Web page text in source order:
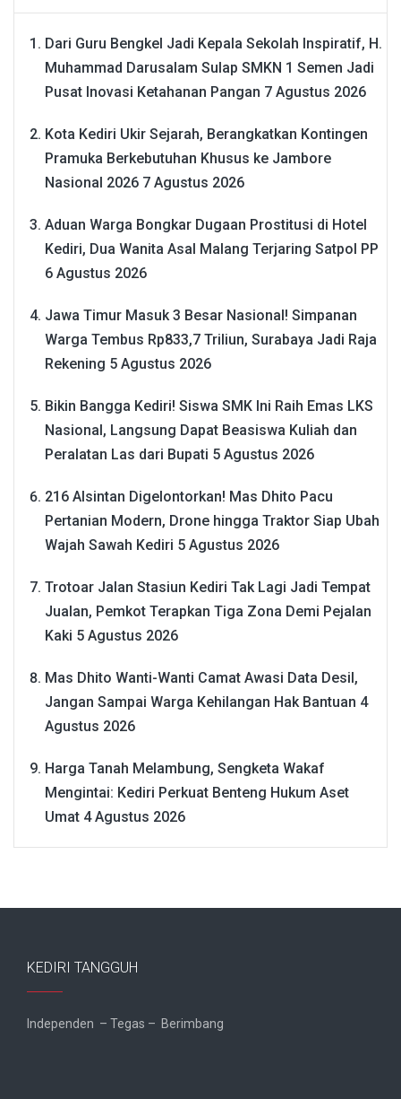
Dari Guru Bengkel Jadi Kepala Sekolah Inspiratif, H.
Muhammad Darusalam Sulap SMKN 1 Semen Jadi
Pusat Inovasi Ketahanan Pangan 7 Agustus 2026
Kota Kediri Ukir Sejarah, Berangkatkan Kontingen
Pramuka Berkebutuhan Khusus ke Jambore
Nasional 2026 7 Agustus 2026
Aduan Warga Bongkar Dugaan Prostitusi di Hotel
Kediri, Dua Wanita Asal Malang Terjaring Satpol PP
6 Agustus 2026
Jawa Timur Masuk 3 Besar Nasional! Simpanan
Warga Tembus Rp833,7 Triliun, Surabaya Jadi Raja
Rekening 5 Agustus 2026
Bikin Bangga Kediri! Siswa SMK Ini Raih Emas LKS
Nasional, Langsung Dapat Beasiswa Kuliah dan
Peralatan Las dari Bupati 5 Agustus 2026
216 Alsintan Digelontorkan! Mas Dhito Pacu
Pertanian Modern, Drone hingga Traktor Siap Ubah
Wajah Sawah Kediri 5 Agustus 2026
Trotoar Jalan Stasiun Kediri Tak Lagi Jadi Tempat
Jualan, Pemkot Terapkan Tiga Zona Demi Pejalan
Kaki 5 Agustus 2026
Mas Dhito Wanti-Wanti Camat Awasi Data Desil,
Jangan Sampai Warga Kehilangan Hak Bantuan 4
Agustus 2026
Harga Tanah Melambung, Sengketa Wakaf
Mengintai: Kediri Perkuat Benteng Hukum Aset
Umat 4 Agustus 2026
KEDIRI TANGGUH
Independen – Tegas – Berimbang